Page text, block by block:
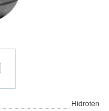
Hidroten